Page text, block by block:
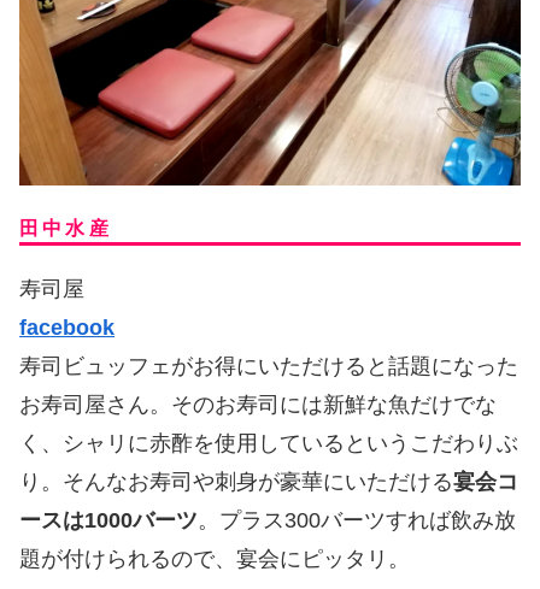
田中水産
寿司屋
facebook
寿司ビュッフェがお得にいただけると話題になった
お寿司屋さん。そのお寿司には新鮮な魚だけでな
く、シャリに赤酢を使用しているというこだわりぶ
り。そんなお寿司や刺身が豪華にいただける宴会コ
ースは1000バーツ。プラス300バーツすれば飲み放
題が付けられるので、宴会にピッタリ。